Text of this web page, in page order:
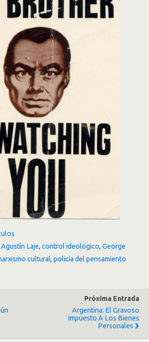
Agustín Laje, control ideológico, George
cultural, policía del pensamiento
Próxima Entrada
Argentina: El Gravoso
Impuesto A Los Bienes
Personales